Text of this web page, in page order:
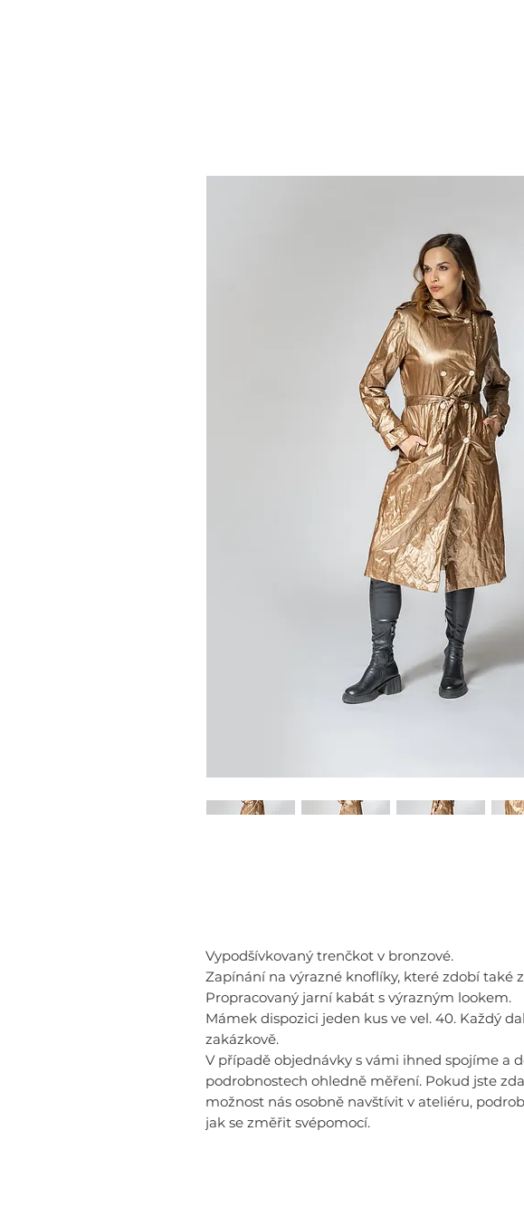
Vypodšívkovaný trenčkot v bronzové.
Zapínání na výrazné knoflíky, které zdobí také
Propracovaný jarní kabát s výrazným lookem.
Mámek dispozici jeden kus ve vel. 40. Každý
zakázkově.
V případě objednávky s vámi ihned spojíme a
podrobnostech ohledně měření. Pokud jste
možnost nás osobně navštívit v ateliéru,
jak se změřit svépomocí.